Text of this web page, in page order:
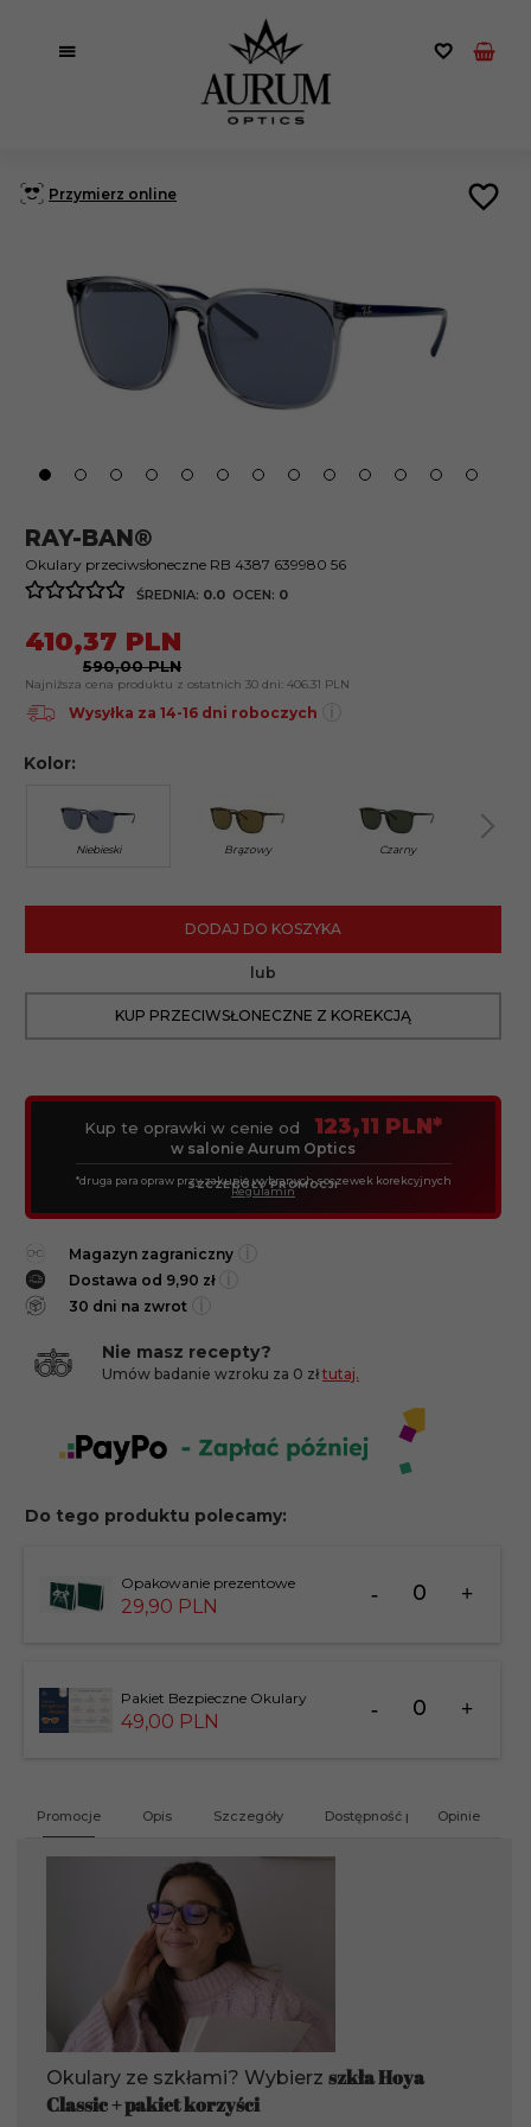
Przymierz online
RAY-BAN®
Okulary przeciwsłoneczne RB 4387 639980 56
ŚREDNIA: 0.0 OCEN: 0
Kolor:
Niebieski Brązowy Czarny
Kup te oprawki w cenie od 123,11 PLN*
w salonie Aurum Optics
*druga para opraw przy zakupie wybranych soczewek korekcyjnych
SZCZEGÓŁY PROMOCJI
Regulamin
Magazyn zagraniczny
Dostawa od 9,90 zł
30 dni na zwrot
410,37 PLN
590,00 PLN
Najniższa cena produktu z ostatnich 30 dni: 406.31 PLN
Wysyłka za 14-16 dni roboczych
DODAJ DO KOSZYKA
lub
KUP PRZECIWSŁONECZNE Z KOREKCJĄ
Nie masz recepty?
Umów badanie wzroku za 0 złtutaj.
Do tego produktu polecamy:
Opakowanie prezentowe
29,90 PLN
dla
Pakiet Bezpieczne Okulary
49,00 PLN
dla
Promocje Opis Szczegóły Dostępność produktu
Opinie
Okulary ze szkłami? Wybierz szkła Hoya
Classic + pakiet korzyści